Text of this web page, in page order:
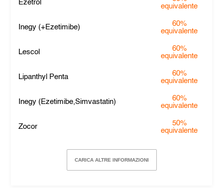
Ezetrol
equivalente
Inegy (+Ezetimibe)
60%
equivalente
Lescol
60%
equivalente
Lipanthyl Penta
60%
equivalente
Inegy (Ezetimibe,Simvastatin)
60%
equivalente
Zocor
50%
equivalente
CARICA ALTRE INFORMAZIONI